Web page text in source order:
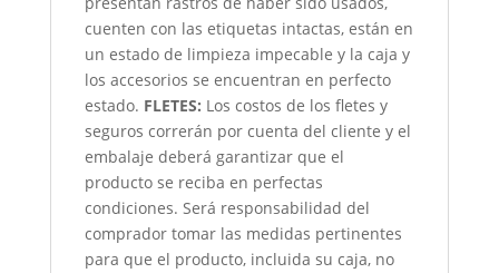
cuenten con las etiquetas intactas, están en
un estado de limpieza impecable y la caja y
los accesorios se encuentran en perfecto
estado. FLETES: Los costos de los fletes y
seguros correrán por cuenta del cliente y el
embalaje deberá garantizar que el
producto se reciba en perfectas
condiciones. Será responsabilidad del
comprador tomar las medidas pertinentes
para que el producto, incluida su caja, no